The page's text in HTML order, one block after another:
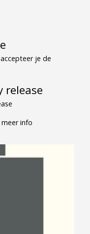
je de
release
info